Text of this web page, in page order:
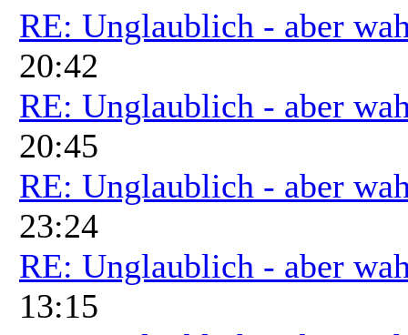
RE: Unglaublich - aber
20:42
RE: Unglaublich - aber
20:45
RE: Unglaublich - aber
23:24
RE: Unglaublich - aber
13:15